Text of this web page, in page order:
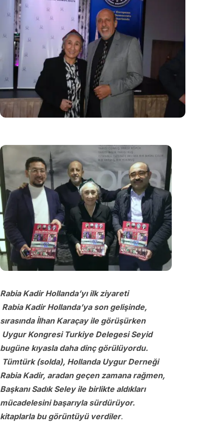
Rabia Kadir Hollanda’yı ilk ziyareti
Rabia Kadir Hollanda’ya son gelişinde,
sırasında İlhan Karaçay ile görüşürken
Uygur Kongresi Turkiye Delegesi Seyid
bugüne kıyasla daha dinç görülüyordu.
Tümtürk (solda), Hollanda Uygur Derneği
Rabia Kadir, aradan geçen zamana rağmen,
Başkanı Sadık Seley ile birlikte aldıkları
mücadelesini başarıyla sürdürüyor.
kitaplarla bu görüntüyü verdiler.